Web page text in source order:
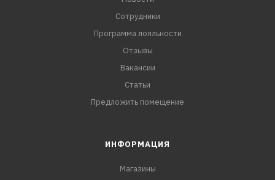
Сотрудники
Программа лояльности
Отзывы
Вакансии
Статьи
Предложить помещение
ИНФОРМАЦИЯ
Магазины